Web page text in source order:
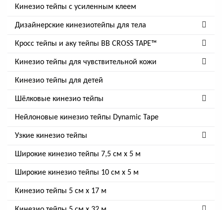
Кинезио тейпы с усиленным клеем
Дизайнерские кинезиотейпы для тела
Кросс тейпы и аку тейпы BB CROSS TAPE™
Кинезио тейпы для чувствительной кожи
Кинезио тейпы для детей
Шёлковые кинезио тейпы
Нейлоновые кинезио тейпы Dynamic Tape
Узкие кинезио тейпы
Широкие кинезио тейпы 7,5 см x 5 м
Широкие кинезио тейпы 10 см х 5 м
Кинезио тейпы 5 см x 17 м